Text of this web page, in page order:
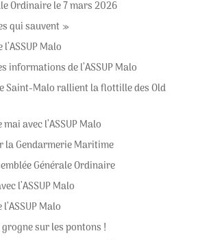
Ordinaire le 7 mars 2026
qui sauvent »
Malo
informations de l’ASSUP Malo
Saint-Malo rallient la flottille des Old
avec l’ASSUP Malo
la Gendarmerie Maritime
Générale Ordinaire
l’ASSUP Malo
Malo
grogne sur les pontons !